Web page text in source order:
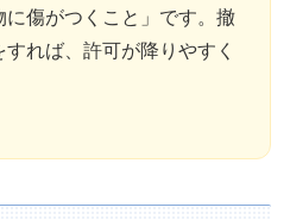
傷がつくこと」です。撤
れば、許可が降りやすく